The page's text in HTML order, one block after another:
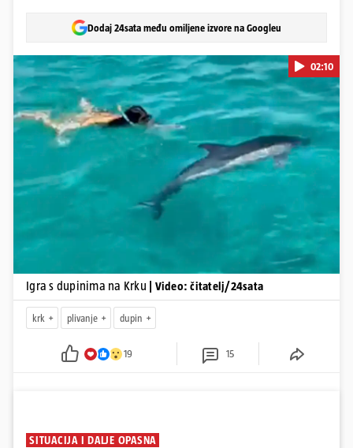
Dodaj 24sata među omiljene izvore na Googleu
Pokretanje videa...
02:10
Igra s dupinima na Krku | Video: čitatelj/24sata
krk plivanje dupin
19 15
SITUACIJA I DALJE OPASNA